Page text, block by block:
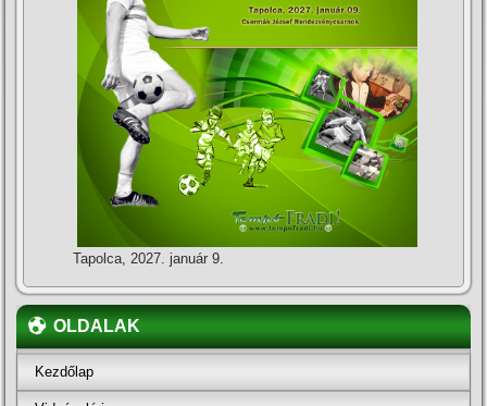
Tapolca, 2027. január 9.
OLDALAK
Kezdőlap